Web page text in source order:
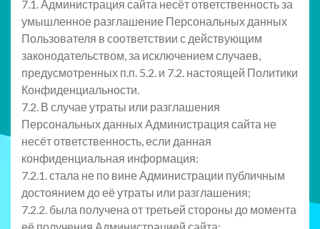
7.1. Администрация сайта несёт ответственность за
умышленное разглашение Персональных данных
Пользователя в соответствии с действующим
законодательством, за исключением случаев,
предусмотренных п.п. 5.2. и 7.2. настоящей Политики
Конфиденциальности.
7.2. В случае утраты или разглашения
Персональных данных Администрация сайта не
несёт ответственность, если данная
конфиденциальная информация:
7.2.1. стала не по вине Администрации публичным
достоянием до её утраты или разглашения;
7.2.2. была получена от третьей стороны до момента